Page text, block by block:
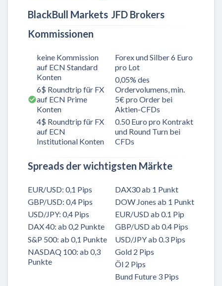
BlackBull Markets JFD Brokers
Kommissionen
keine Kommission
auf ECN Standard
Konten
6$ Roundtrip für FX
auf ECN Prime
Konten
4$ Roundtrip für FX
auf ECN
Institutional Konten
Forex und Silber 6 Euro
pro Lot
0,05% des
Ordervolumens, min.
5€ pro Order bei
Aktien-CFDs
0.50 Euro pro Kontrakt
und Round Turn bei
CFDs
Spreads der wichtigsten Märkte
EUR/USD: 0,1 Pips
GBP/USD: 0,4 Pips
USD/JPY: 0,4 Pips
DAX 40: ab 0,2 Punkte
S&P 500: ab 0,1 Punkte
NASDAQ 100: ab 0,3
Punkte
DAX30 ab 1 Punkt
DOW Jones ab 1 Punkt
EUR/USD ab 0.1 Pip
GBP/USD ab 0.4 Pips
USD/JPY ab 0.3 Pips
Gold 2 Pips
Öl 2 Pips
Bund Future 3 Pips